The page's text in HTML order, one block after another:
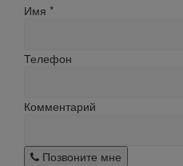
Имя *
Телефон
Комментарий
Позвоните мне